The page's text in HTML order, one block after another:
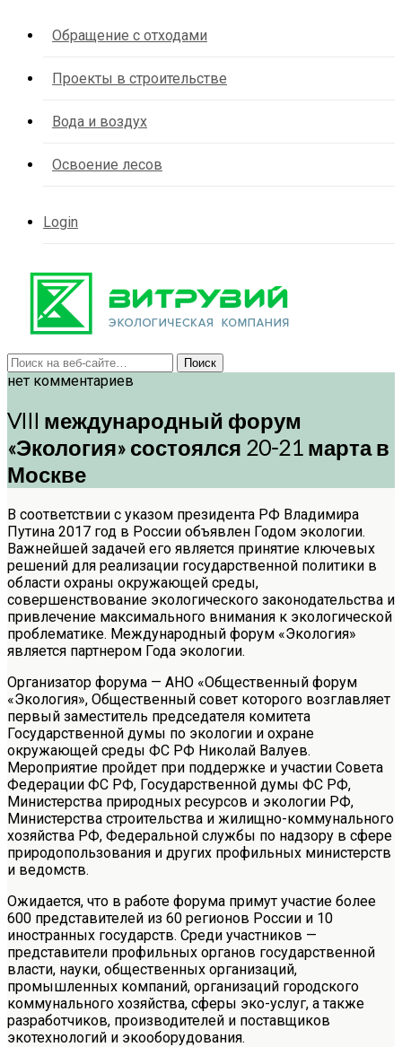
Обращение с отходами
Проекты в строительстве
Вода и воздух
Освоение лесов
Login
нет комментариев
VIII международный форум
«Экология» состоялся 20-21 марта в
Москве
В соответствии с указом президента РФ Владимира
Путина 2017 год в России объявлен Годом экологии.
Важнейшей задачей его является принятие ключевых
решений для реализации государственной политики в
области охраны окружающей среды,
совершенствование экологического законодательства и
привлечение максимального внимания к экологической
проблематике. Международный форум «Экология»
является партнером Года экологии.
Организатор форума — АНО «Общественный форум
«Экология», Общественный совет которого возглавляет
первый заместитель председателя комитета
Государственной думы по экологии и охране
окружающей среды ФС РФ Николай Валуев.
Мероприятие пройдет при поддержке и участии Совета
Федерации ФС РФ, Государственной думы ФС РФ,
Министерства природных ресурсов и экологии РФ,
Министерства строительства и жилищно-коммунального
хозяйства РФ, Федеральной службы по надзору в сфере
природопользования и других профильных министерств
и ведомств.
Ожидается, что в работе форума примут участие более
600 представителей из 60 регионов России и 10
иностранных государств. Среди участников —
представители профильных органов государственной
власти, науки, общественных организаций,
промышленных компаний, организаций городского
коммунального хозяйства, сферы эко-услуг, а также
разработчиков, производителей и поставщиков
экотехнологий и экооборудования.